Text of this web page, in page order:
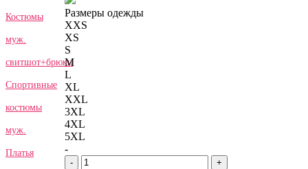
Костюмы
муж.
свитшот+брюки
Спортивные
костюмы
муж.
Платья
Размеры одежды
XXS
XS
S
M
L
XL
XXL
3XL
4XL
5XL
-
- +